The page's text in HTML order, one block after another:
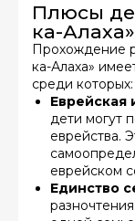
Плюсы
ка-Алаха»
Прохождение
ка-Алаха»
среди которых:
Еврейская
дети могут
еврейства.
еврейском
Единство